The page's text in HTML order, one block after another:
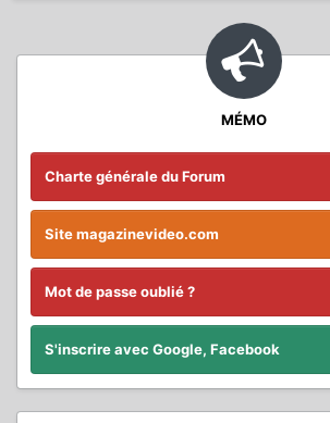
MÉMO
Charte générale du Forum
Site magazinevideo.com
Mot de passe oublié ?
S'inscrire avec Google, Facebook